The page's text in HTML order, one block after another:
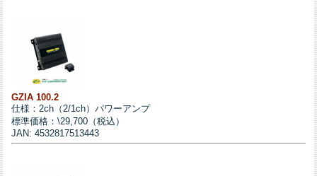
GZIA 100.2
仕様：2ch（2/1ch）パワーアンプ
標準価格：\29,700（税込）
JAN: 4532817513443